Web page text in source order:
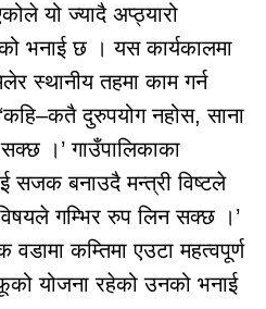
यो ज्यादै अप्ठ्यारो
भनाई छ । यस कार्यकालमा
स्थानीय तहमा काम गर्न
दुरुपयोग नहोस, साना
सक्छ ।’ गाउँपालिकाका
सजक बनाउदै मन्त्री विष्टले
गम्भिर रुप लिन सक्छ ।’
कम्तिमा एउटा महत्वपूर्ण
योजना रहेको उनको भनाई